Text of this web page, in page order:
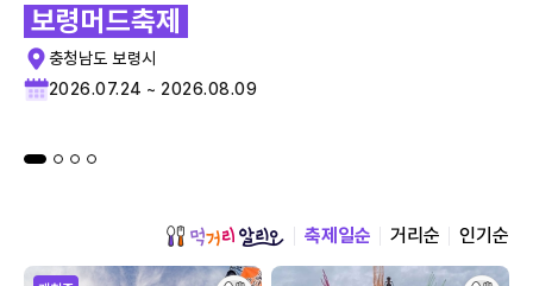
보령머드축제
충청남도 보령시
2026.07.24 ~ 2026.08.09
축제일순 거리순 인기순